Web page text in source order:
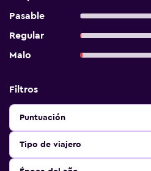
Pasable
Regular
Malo
Filtros
Puntuación
Tipo de viajero